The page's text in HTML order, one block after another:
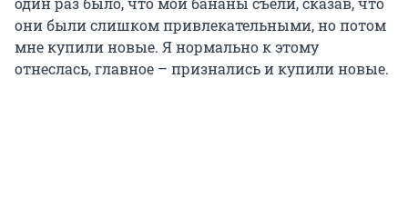
они были слишком привлекательными, но потом
мне купили новые. Я нормально к этому
отнеслась, главное – признались и купили новые.